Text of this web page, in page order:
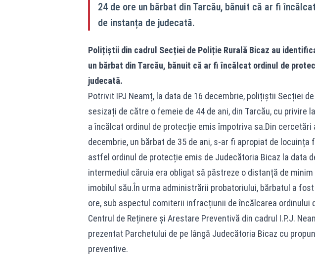
24 de ore un bărbat din Tarcău, bănuit că ar fi
de instanța de judecată.
Polițiștii din cadrul Secției de Poliție Rurală Bicaz au
un bărbat din Tarcău, bănuit că ar fi încălcat ordinul de
judecată.
Potrivit IPJ Neamț, la data de 16 decembrie, polițiștii Secției
sesizați de către o femeie de 44 de ani, din Tarcău, cu privire
a încălcat ordinul de protecție emis împotriva sa.Din
decembrie, un bărbat de 35 de ani, s-ar fi apropiat de
astfel ordinul de protecție emis de Judecătoria Bicaz la data
intermediul căruia era obligat să păstreze o distanță de
imobilul său.În urma administrării probatoriului, bărbatul a
ore, sub aspectul comiterii infracțiunii de încălcarea ordinului
Centrul de Reținere și Arestare Preventivă din cadrul I.P.J.
prezentat Parchetului de pe lângă Judecătoria Bicaz cu
preventive.